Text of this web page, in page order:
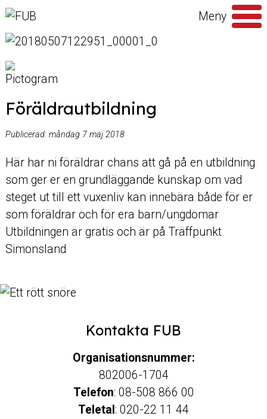
Hoppa till innehåll
Meny
efter
Föräldrautbildning
Publicerad: måndag 7 maj 2018
Här har ni föräldrar chans att gå på en utbildning
som ger er en grundläggande kunskap om vad
steget ut till ett vuxenliv kan innebära både för er
som föräldrar och för era barn/ungdomar
Utbildningen är gratis och är på Träffpunkt
Simonsland
Kontakta FUB
Organisationsnummer:
802006-1704
Telefon: 08-508 866 00
Teletal : 020-22 11 44